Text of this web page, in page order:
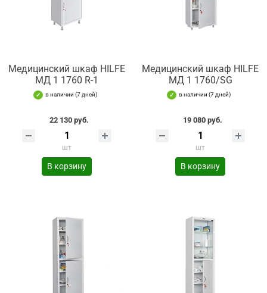
Медицинский шкаф HILFE
МД 1 1760 R-1
в наличии (7 дней)
22 130 руб.
шт
В корзину
Медицинский шкаф HILFE
МД 1 1760/SG
в наличии (7 дней)
19 080 руб.
шт
В корзину